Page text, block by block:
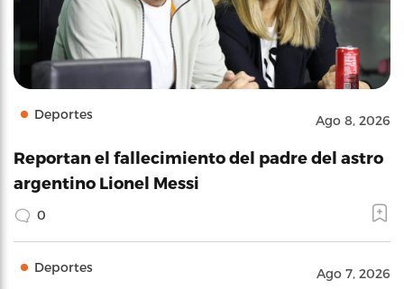
Deportes Ago 8, 2026
Reportan el fallecimiento del padre del astro
argentino Lionel Messi
0
Deportes Ago 7, 2026